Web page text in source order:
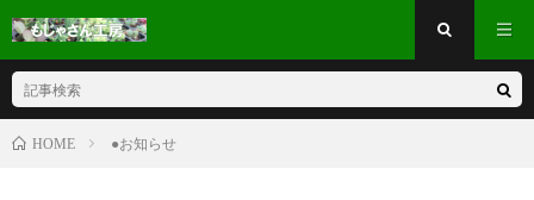
HOME ●お知らせ